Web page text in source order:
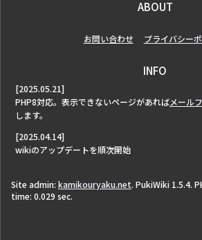
ABOUT
お問い合わせ プライバシー
INFO
[2025.05.21]
PHP8対応。表示できないページがあればメール
します。
[2025.04.14]
wikiのアップデートを順次開始
Site admin: kamikouryaku.net. PukiWiki 1.5.4.
time: 0.029 sec.